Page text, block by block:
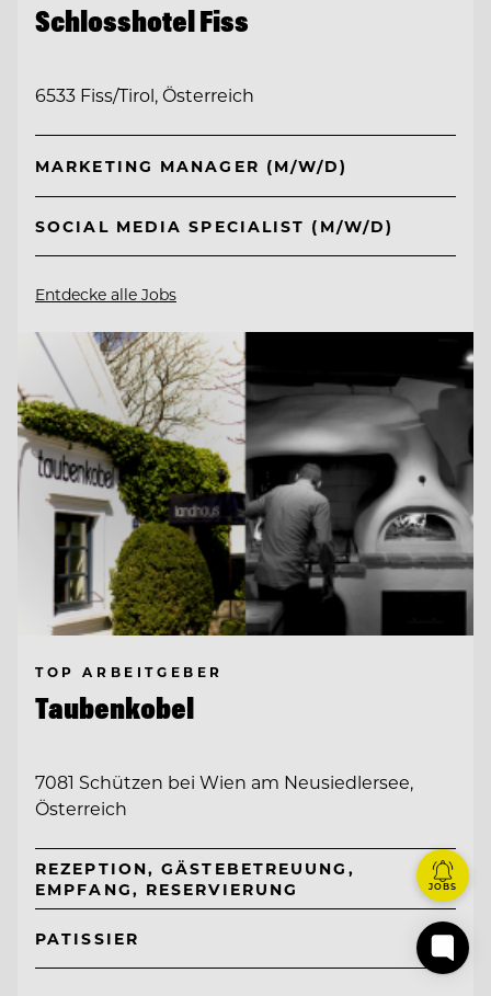
Schlosshotel Fiss
6533 Fiss/Tirol, Österreich
MARKETING MANAGER (M/W/D)
SOCIAL MEDIA SPECIALIST (M/W/D)
Entdecke alle Jobs
TOP ARBEITGEBER
Taubenkobel
7081 Schützen bei Wien am Neusiedlersee,
Österreich
REZEPTION, GÄSTEBETREUUNG,
EMPFANG, RESERVIERUNG
PATISSIER
JOBS